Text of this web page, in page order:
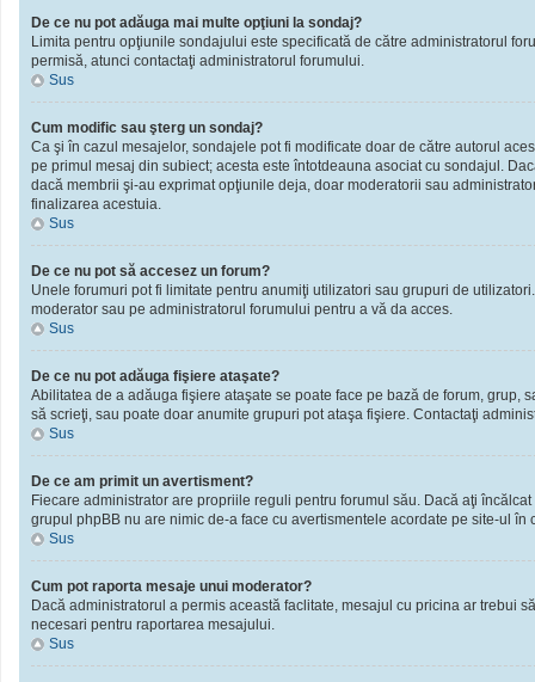
De ce nu pot adăuga mai multe opţiuni la sondaj?
Limita pentru opţiunile sondajului este specificată de către administratorul
permisă, atunci contactaţi administratorul forumului.
Sus
Cum modific sau şterg un sondaj?
Ca şi în cazul mesajelor, sondajele pot fi modificate doar de către autorul
pe primul mesaj din subiect; acesta este întotdeauna asociat cu sondajul.
dacă membrii şi-au exprimat opţiunile deja, doar moderatorii sau
finalizarea acestuia.
Sus
De ce nu pot să accesez un forum?
Unele forumuri pot fi limitate pentru anumiţi utilizatori sau grupuri de
moderator sau pe administratorul forumului pentru a vă da acces.
Sus
De ce nu pot adăuga fişiere ataşate?
Abilitatea de a adăuga fişiere ataşate se poate face pe bază de forum, grup,
să scrieţi, sau poate doar anumite grupuri pot ataşa fişiere. Contactaţi
Sus
De ce am primit un avertisment?
Fiecare administrator are propriile reguli pentru forumul său. Dacă aţi
grupul phpBB nu are nimic de-a face cu avertismentele acordate pe site-ul
Sus
Cum pot raporta mesaje unui moderator?
Dacă administratorul a permis această faclitate, mesajul cu pricina ar trebui
necesari pentru raportarea mesajului.
Sus